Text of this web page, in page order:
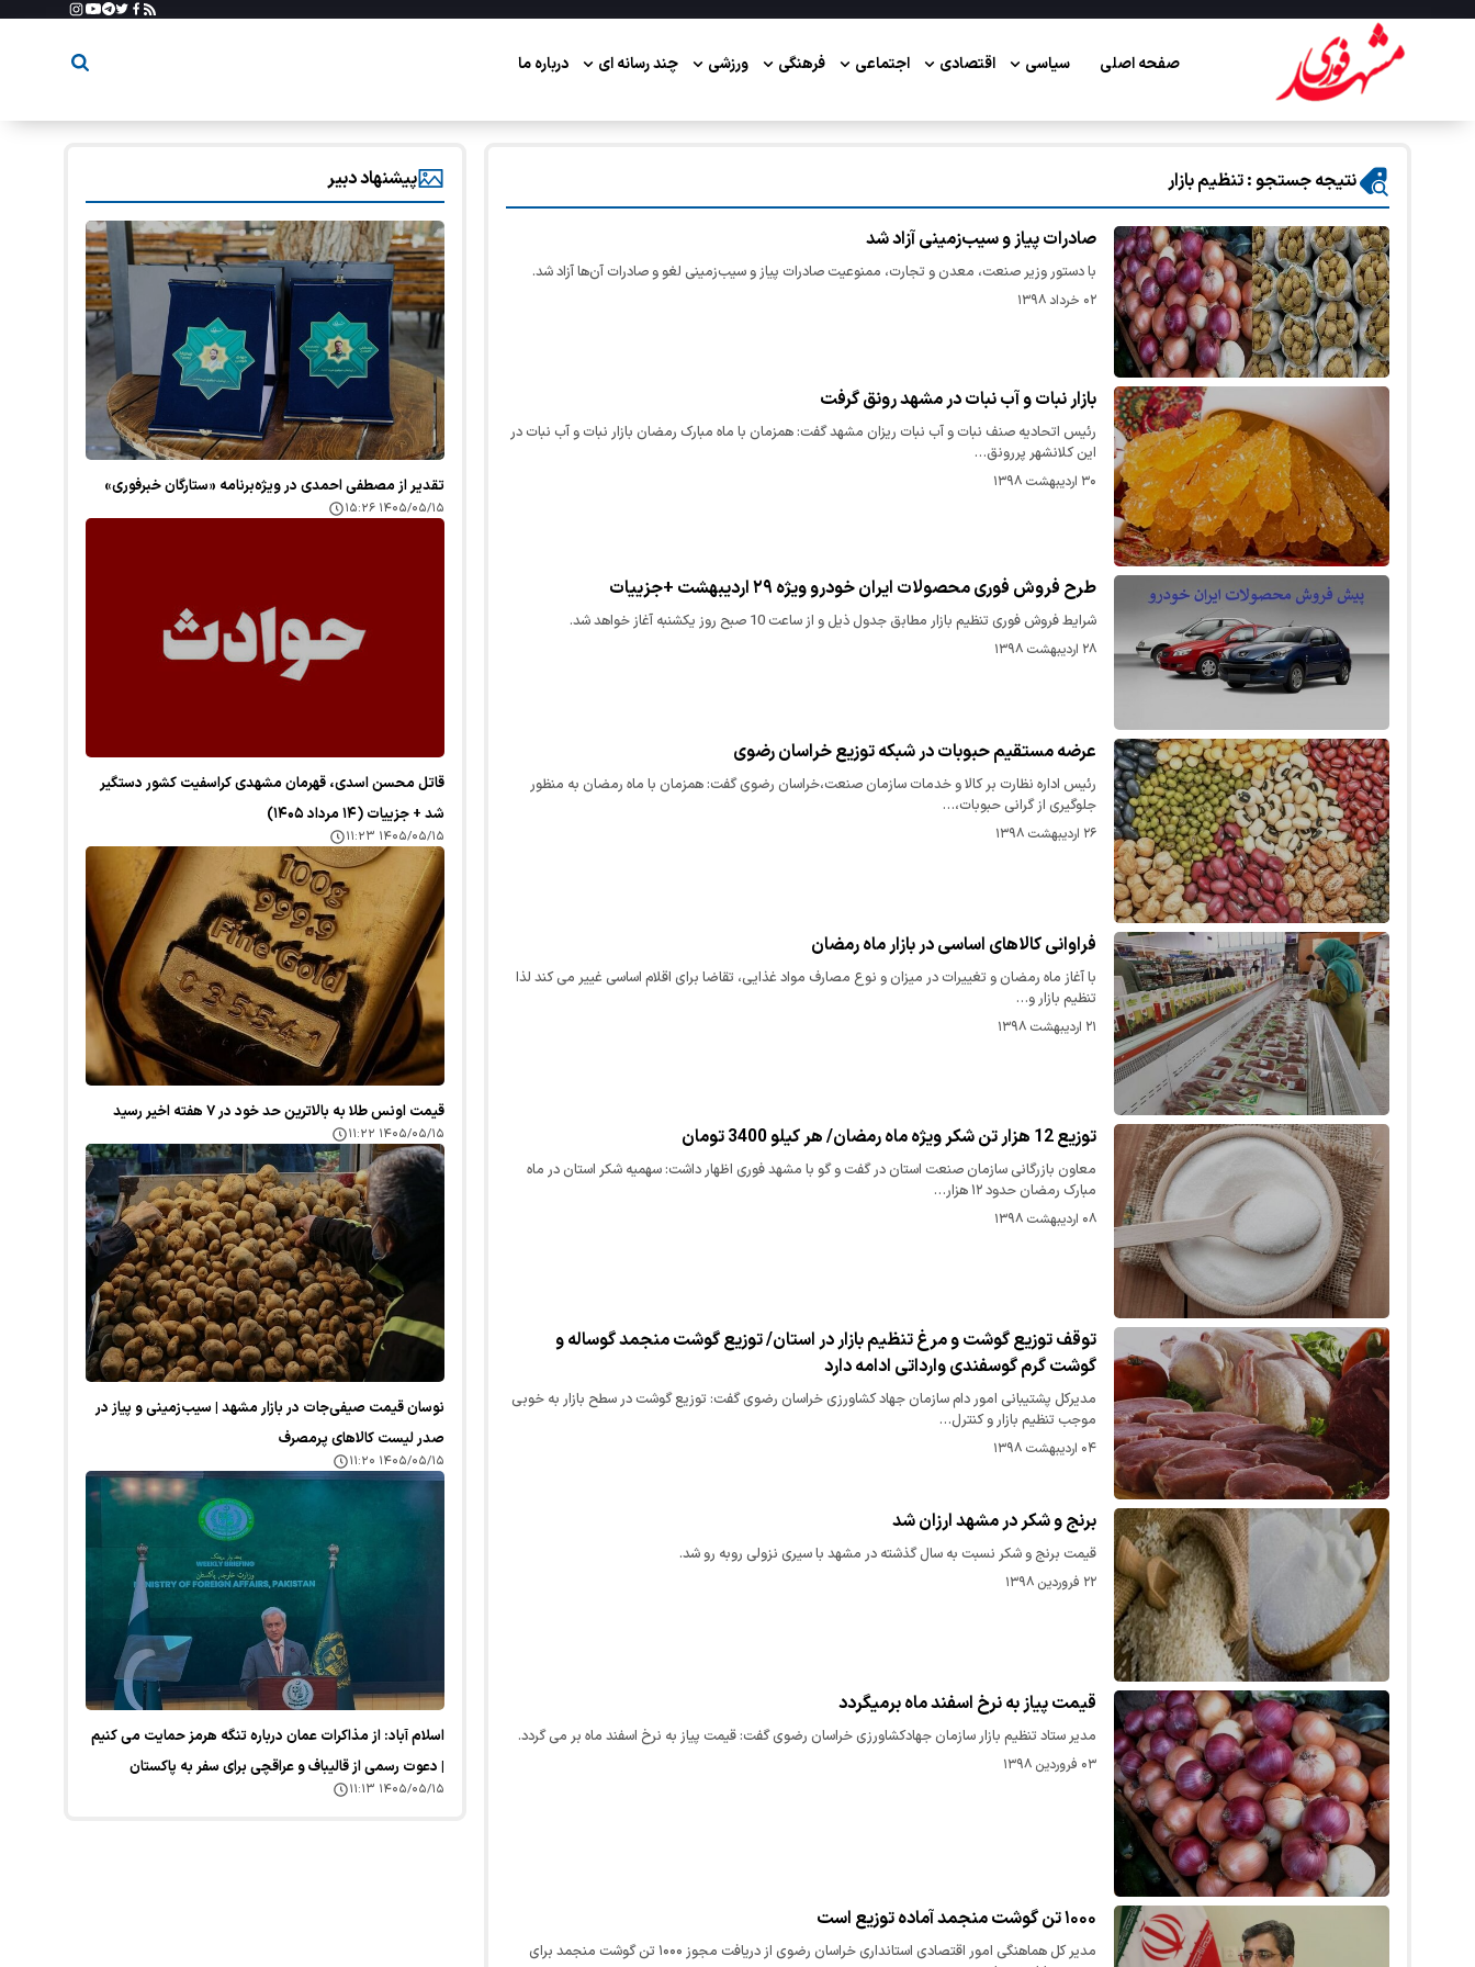
صفحه اصلی سیاسی اقتصادی اجتماعی فرهنگی ورزشی چند رسانه ای درباره ما
نتیجه جستجو : تنظیم بازار
صادرات پیاز و سیب‌زمینی آزاد شد
با دستور وزیر صنعت، معدن و تجارت، ممنوعیت صادرات پیاز و سیب‌زمینی لغو و صادرات آن‌ها آزاد شد.
۰۲ خرداد ۱۳۹۸
بازار نبات و آب نبات در مشهد رونق گرفت
رئیس اتحادیه صنف نبات و آب نبات ریزان مشهد گفت: همزمان با ماه مبارک رمضان بازار نبات و آب نبات در
این کلانشهر پررونق…
۳۰ اردیبهشت ۱۳۹۸
طرح فروش فوری محصولات ایران خودرو ویژه ۲۹ اردیبهشت +جزییات
شرایط فروش فوری تنظیم بازار مطابق جدول ذیل و از ساعت 10 صبح روز یکشنبه آغاز خواهد شد.
۲۸ اردیبهشت ۱۳۹۸
عرضه مستقیم حبوبات در شبکه توزیع خراسان رضوی
رئیس اداره نظارت بر کالا و خدمات سازمان صنعت،خراسان رضوی گفت: همزمان با ماه رمضان به منظور
جلوگیری از گرانی حبوبات،…
۲۶ اردیبهشت ۱۳۹۸
فراوانی کالاهای اساسی در بازار ماه رمضان
با آغاز ماه رمضان و تغییرات در میزان و نوع مصارف مواد غذایی، تقاضا برای اقلام اساسی غییر می کند لذا
تنظیم بازار و…
۲۱ اردیبهشت ۱۳۹۸
توزیع 12 هزار تن شکر ویژه ماه رمضان/ هر کیلو 3400 تومان
معاون بازرگانی سازمان صنعت استان در گفت و گو با مشهد فوری اظهار داشت: سهمیه شکر استان در ماه
مبارک رمضان حدود ۱۲ هزار…
۰۸ اردیبهشت ۱۳۹۸
توقف توزیع گوشت و مرغ تنظیم بازار در استان/ توزیع گوشت منجمد گوساله و
گوشت گرم گوسفندی وارداتی ادامه دارد
مدیرکل پشتیبانی امور دام سازمان جهاد کشاورزی خراسان رضوی گفت: توزیع گوشت در سطح بازار به خوبی
موجب تنظیم بازار و کنترل…
۰۴ اردیبهشت ۱۳۹۸
برنج و شکر در مشهد ارزان شد
قیمت برنج و شکر نسبت به سال گذشته در مشهد با سیری نزولی روبه رو شد.
۲۲ فروردین ۱۳۹۸
قیمت پیاز به نرخ اسفند ماه برمیگردد
مدیر ستاد تنظیم بازار سازمان جهادکشاورزی خراسان رضوی گفت: قیمت پیاز به نرخ اسفند ماه بر می گردد.
۰۳ فروردین ۱۳۹۸
۱۰۰۰ تن گوشت منجمد آماده توزیع است
مدیر کل هماهنگی امور اقتصادی استانداری خراسان رضوی از دریافت مجوز ۱۰۰۰ تن گوشت منجمد برای
پیشنهاد دبیر
تقدیر از مصطفی احمدی در ویژه‌برنامه «ستارگان خبرفوری»
۱۴۰۵/۰۵/۱۵ ۱۵:۲۶
قاتل محسن اسدی، قهرمان مشهدی کراسفیت کشور دستگیر
شد + جزییات (۱۴ مرداد ۱۴۰۵)
۱۴۰۵/۰۵/۱۵ ۱۱:۲۳
قیمت اونس طلا به بالاترین حد خود در ۷ هفته اخیر رسید
۱۴۰۵/۰۵/۱۵ ۱۱:۲۲
نوسان قیمت صیفی‌جات در بازار مشهد | سیب‌زمینی و پیاز در
صدر لیست کالا‌های پرمصرف
۱۴۰۵/۰۵/۱۵ ۱۱:۲۰
اسلام آباد: از مذاکرات عمان درباره تنگه هرمز حمایت می کنیم
| دعوت رسمی از قالیباف و عراقچی برای سفر به پاکستان
۱۴۰۵/۰۵/۱۵ ۱۱:۱۳